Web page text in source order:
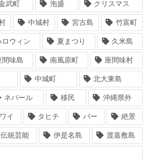
武町 泡盛 クリスマス
中城村 宮古島 竹富町
ロウィン 夏まつり 久米島
間味島 南風原町 座間味村
中城町 北大東島
ネパール 移民 沖縄県外
イ タヒチ バー 絶景
伝統芸能 伊是名島 渡嘉敷島